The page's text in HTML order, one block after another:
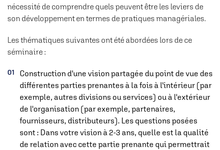
nécessité de comprendre quels peuvent être les leviers de
son développement en termes de pratiques managériales.
Les thématiques suivantes ont été abordées lors de ce
séminaire :
Construction d'une vision partagée du point de vue des
différentes parties prenantes à la fois à l'intérieur (par
exemple, autres divisions ou services) ou à l'extérieur
de l'organisation (par exemple, partenaires,
fournisseurs, distributeurs). Les questions posées
sont : Dans votre vision à 2-3 ans, quelle est la qualité
de relation avec cette partie prenante qui permettrait